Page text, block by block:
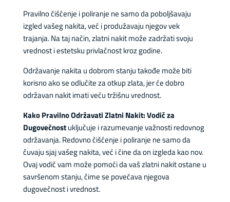
Pravilno čišćenje i poliranje ne samo da poboljšavaju
izgled vašeg nakita, već i produžavaju njegov vek
trajanja. Na taj način, zlatni nakit može zadržati svoju
vrednost i estetsku privlačnost kroz godine.
Održavanje nakita u dobrom stanju takođe može biti
korisno ako se odlučite za otkup zlata, jer će dobro
održavan nakit imati veću tržišnu vrednost.
Kako Pravilno Održavati Zlatni Nakit: Vodič za
Dugovečnostuključuje i razumevanje važnosti redovnog
održavanja. Redovno čišćenje i poliranje ne samo da
čuvaju sjaj vašeg nakita, već i čine da on izgleda kao nov.
Ovaj vodič vam može pomoći da vaš zlatni nakit ostane u
savršenom stanju, čime se povećava njegova
dugovečnost i vrednost.